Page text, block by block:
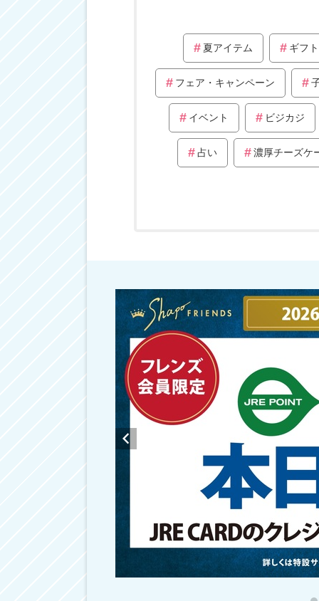
夏アイテム ギフ
フェア・キャンペーン
イベント ビジカジ
占い 濃厚チーズケ